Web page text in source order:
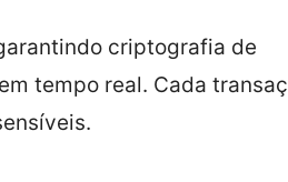
criptografia de
tempo real. Cada